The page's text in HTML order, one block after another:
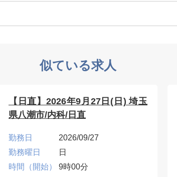
似ている求人
【日直】2026年9月27日(日) 埼玉
県八潮市/内科/日直
勤務日
2026/09/27
勤務曜日
日
時間（開始）
9時00分